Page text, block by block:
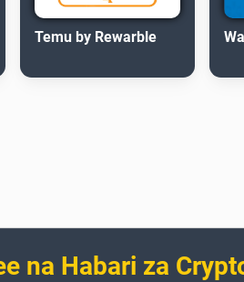
Temu by Rewarble
na Habari za